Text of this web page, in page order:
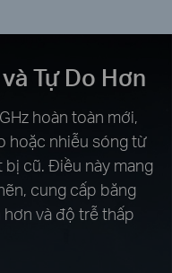
Tự Do Hơn
hoàn toàn mới,
hoặc nhiễu sóng từ
cũ. Điều này mang
cung cấp băng
và độ trễ thấp